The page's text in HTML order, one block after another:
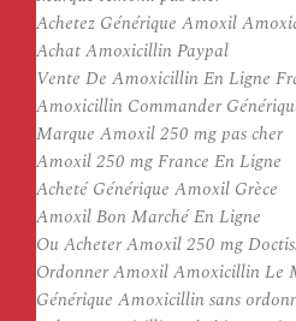
Achetez Générique Amoxil
Achat Amoxicillin Paypal
Vente De Amoxicillin En Ligne
Amoxicillin Commander
Marque Amoxil 250 mg pas cher
Amoxil 250 mg France En Ligne
Acheté Générique Amoxil Grèce
Amoxil Bon Marché En Ligne
Ou Acheter Amoxil 250 mg
Ordonner Amoxil Amoxicillin Le
Générique Amoxicillin sans